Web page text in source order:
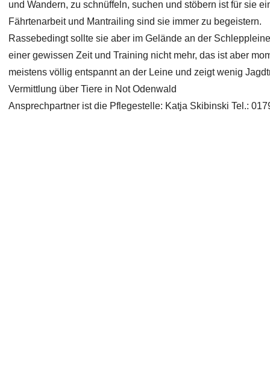
und Wandern, zu schnüffeln, suchen und stöbern ist für sie
Fährtenarbeit und Mantrailing sind sie immer zu begeistern.
Rassebedingt sollte sie aber im Gelände an der
einer gewissen Zeit und Training nicht mehr, das ist aber
meistens völlig entspannt an der Leine und zeigt wenig
Vermittlung über Tiere in Not Odenwald
Ansprechpartner ist die Pflegestelle: Katja Skibinski Tel.: